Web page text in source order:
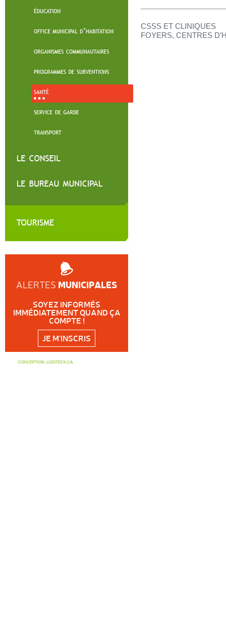
ALERTES MUNICIPALES
SOYEZ INFORMÉS
IMMÉDIATEMENT QUAND ÇA
COMPTE !
JE M'INSCRIS
CONCEPTION: LOGITECK.CA
CSSS ET CLINIQUES
FOYERS, CENTRES